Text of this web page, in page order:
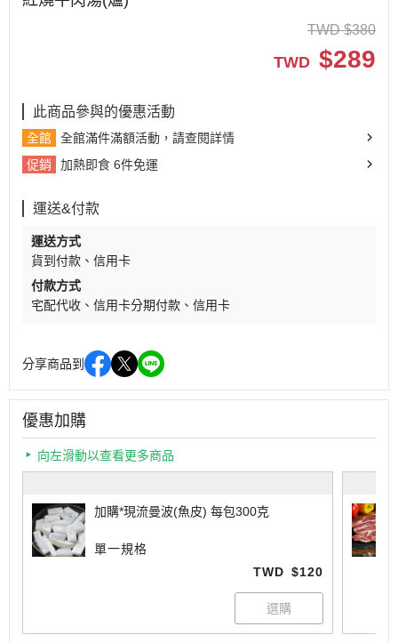
TWD $380
TWD $289
此商品參與的優惠活動
全館
全館滿件滿額活動，請查閱詳情
促銷
加熱即食 6件免運
運送&付款
運送方式
貨到付款
信用卡
付款方式
宅配代收
信用卡分期付款 信用卡
分享商品到
優惠加購
向左滑動以查看更多商品
加購*現流曼波(魚皮) 每包300克
單一規格
TWD $120